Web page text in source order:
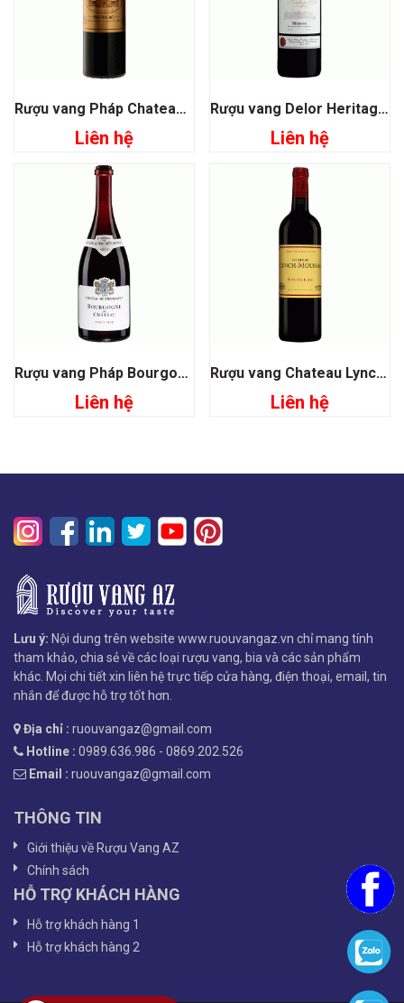
Rượu vang Pháp Chateau Batailley Pauillac
Liên hệ
Rượu vang Delor Heritage 1864 Medoc
Liên hệ
Rượu vang Pháp Bourgogne Du Chateau
Liên hệ
Rượu vang Chateau Lynch Moussas Grand Cru Classé 1855
Liên hệ
Lưu ý: Nội dung trên website www.ruouvangaz.vn chỉ mang tính
tham khảo, chia sẻ về các loại rượu vang, bia và các sản phẩm
khác. Mọi chi tiết xin liên hệ trực tiếp cửa hàng, điện thoại, email, tin
nhắn để được hỗ trợ tốt hơn.
Địa chỉ : ruouvangaz@gmail.com
Hotline : 0989.636.986 - 0869.202.526
Email : ruouvangaz@gmail.com
THÔNG TIN
Giới thiệu về Rượu Vang AZ
Chính sách
HỖ TRỢ KHÁCH HÀNG
Hỗ trợ khách hàng 1
Hỗ trợ khách hàng 2